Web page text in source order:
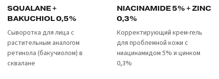
SQUALANE +
BAKUCHIOL 0,5%
Сыворотка для лица с
растительным аналогом
ретинола (бакучиолом) в
сквалане
NIACINAMIDE 5% + ZINC
0,3%
Корректирующий крем-гель
для проблемной кожи с
ниацинамидом 5% и цинком
0,3%